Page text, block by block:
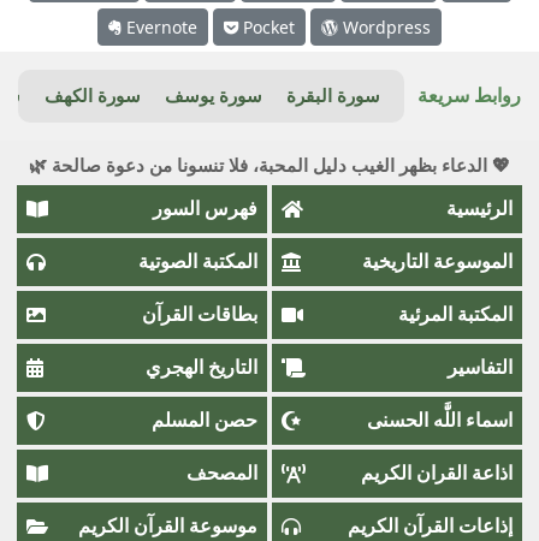
Evernote
Pocket Wordpress
روابط سريعة سورة البقرة سورة يوسف سورة الكهف
💖 الدعاء بظهر الغيب دليل المحبة، فلا تنسونا من دعوة صالحة 🌿
الرئيسية فهرس السور
الموسوعة التاريخية المكتبة الصوتية
المكتبة المرئية بطاقات القرآن
التفاسير التاريخ الهجري
اسماء اللَّٰه الحسنى حصن المسلم
اذاعة القران الكريم المصحف
إذاعات القرآن الكريم موسوعة القرآن الكريم